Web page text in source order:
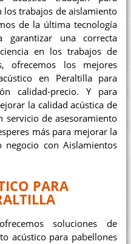
los trabajos de aislamiento
de la última tecnología
garantizar una correcta
en los trabajos de
ofrecemos los mejores
en Peraltilla para
calidad-precio. Y para
la calidad acústica de
servicio de asesoramiento
más para mejorar la
con Aislamientos
PARA
soluciones de
acústico para pabellones